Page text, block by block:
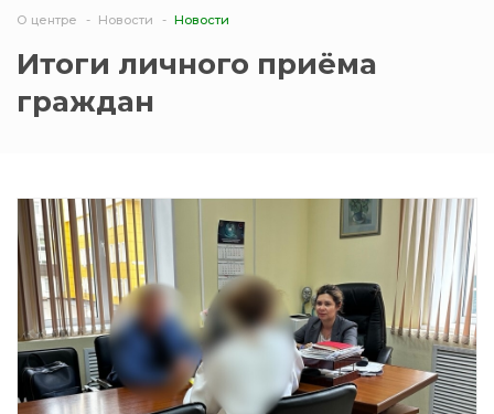
О центре Новости Новости
Итоги личного приёма
граждан